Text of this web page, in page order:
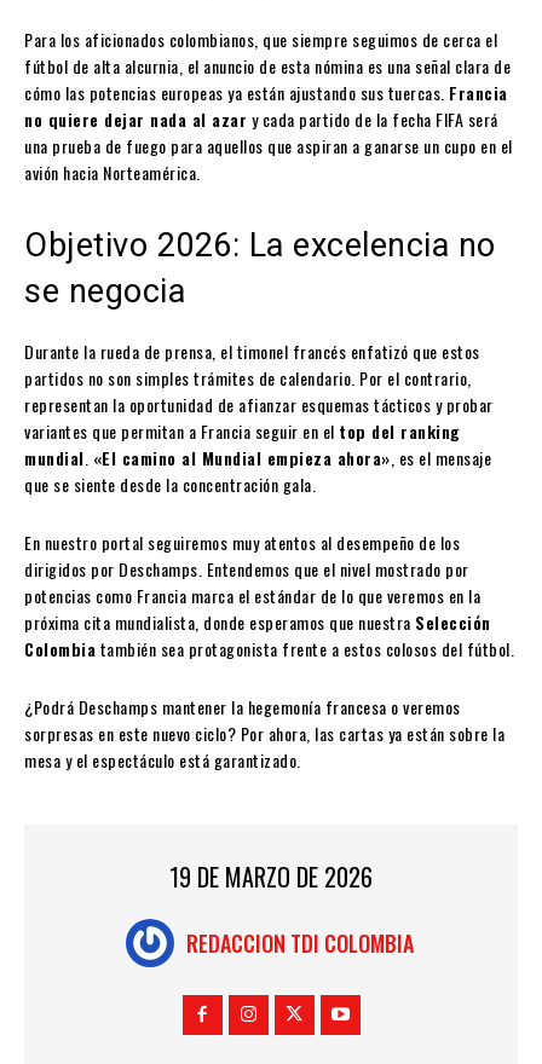
Para los aficionados colombianos, que siempre seguimos de cerca el
fútbol de alta alcurnia, el anuncio de esta nómina es una señal clara de
cómo las potencias europeas ya están ajustando sus tuercas. Francia
no quiere dejar nada al azar y cada partido de la fecha FIFA será
una prueba de fuego para aquellos que aspiran a ganarse un cupo en el
avión hacia Norteamérica.
Objetivo 2026: La excelencia no
se negocia
Durante la rueda de prensa, el timonel francés enfatizó que estos
partidos no son simples trámites de calendario. Por el contrario,
representan la oportunidad de afianzar esquemas tácticos y probar
variantes que permitan a Francia seguir en el top del ranking
mundial «El camino al Mundial empieza ahora» , es el mensaje
que se siente desde la concentración gala.
En nuestro portal seguiremos muy atentos al desempeño de los
dirigidos por Deschamps. Entendemos que el nivel mostrado por
potencias como Francia marca el estándar de lo que veremos en la
próxima cita mundialista, donde esperamos que nuestra Selección
Colombiatambién sea protagonista frente a estos colosos del fútbol.
¿Podrá Deschamps mantener la hegemonía francesa o veremos
sorpresas en este nuevo ciclo? Por ahora, las cartas ya están sobre la
mesa y el espectáculo está garantizado.
19 DE MARZO DE 2026
REDACCION TDI COLOMBIA